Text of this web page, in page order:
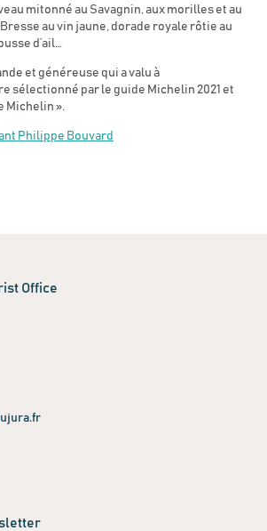
mitonné au Savagnin, aux morilles et au
au vin jaune, dorade royale rôtie au
d’ail…
et généreuse qui a valu à
sélectionné par le guide Michelin 2021 et
Michelin ».
Philippe Bouvard
Office